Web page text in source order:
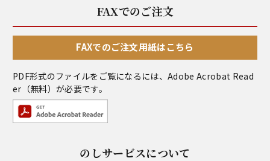
FAXでのご注文
FAXでのご注文用紙はこちら
PDF形式のファイルをご覧になるには、Adobe Acrobat Read
er （無料）が必要です。
のしサービスについて